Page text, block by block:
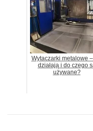
Wytaczarki metalowe
działają i do czego
używane?